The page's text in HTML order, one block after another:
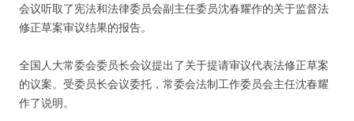
会议听取了宪法和法律委员会副主任委员沈春耀作的关于监督法
修正草案审议结果的报告。
全国人大常委会委员长会议提出了关于提请审议代表法修正草案
的议案。受委员长会议委托，常委会法制工作委员会主任沈春耀
作了说明。